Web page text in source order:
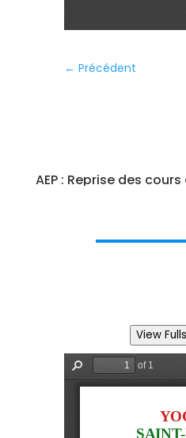
← Précédent
AEP : Reprise des
View